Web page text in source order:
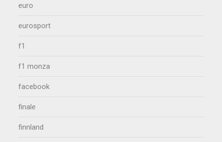
euro
eurosport
f1
f1 monza
facebook
finale
finnland